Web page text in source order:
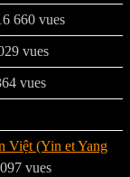
660 vues
vues
vues
Việt (Yin et Yang
vues